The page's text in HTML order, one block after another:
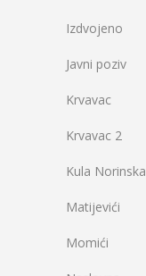
Izdvojeno
Javni poziv
Krvavac
Krvavac 2
Kula Norinska
Matijevići
Momići